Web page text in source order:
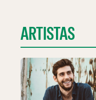
ARTISTAS